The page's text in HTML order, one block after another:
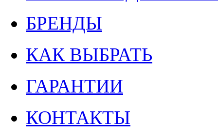
БРЕНДЫ
КАК ВЫБРАТЬ
ГАРАНТИИ
КОНТАКТЫ